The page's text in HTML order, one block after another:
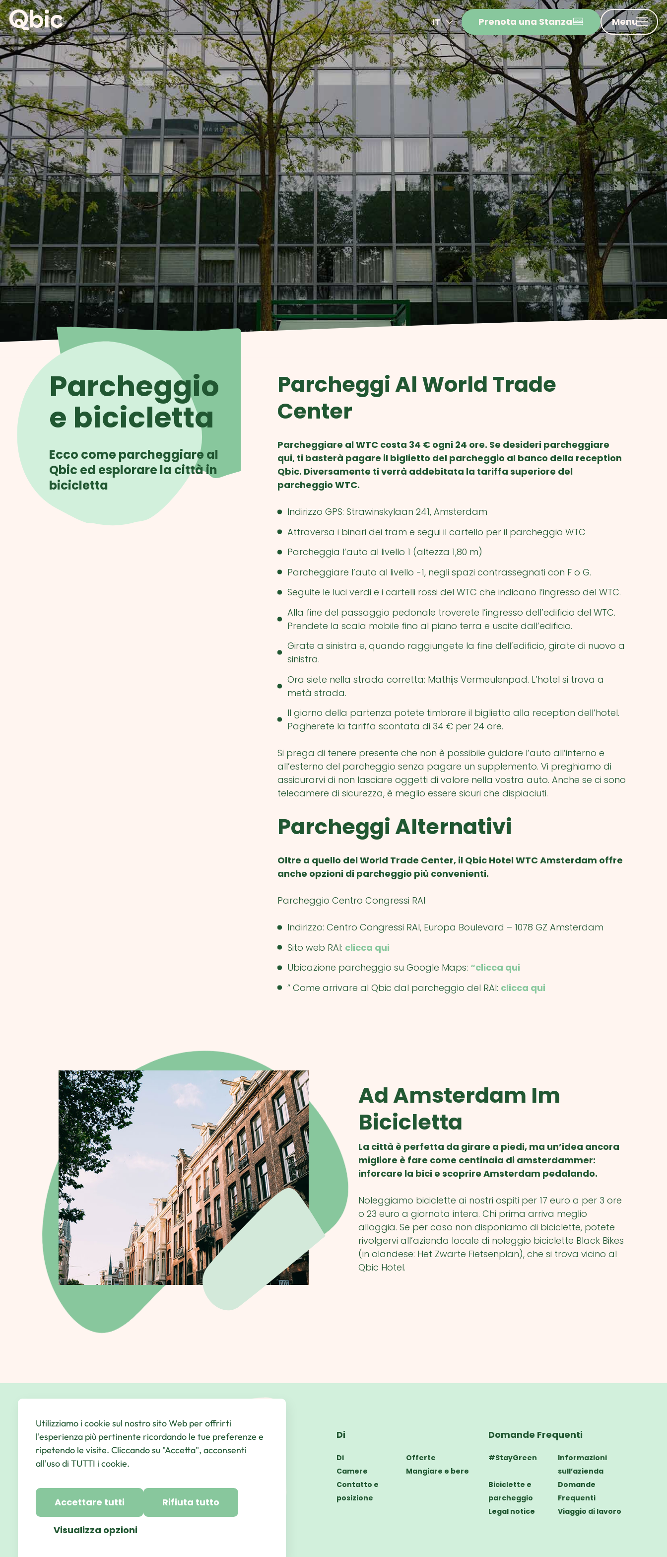
IT
EN
NL
FR
DE
Prenota una Stanza Menu
Parcheggio
e bicicletta
Ecco come parcheggiare al
Qbic ed esplorare la città in
bicicletta
Parcheggi Al World Trade
Center
Parcheggiare al WTC costa 34 € ogni 24 ore. Se desideri parcheggiare
qui, ti basterà pagare il biglietto del parcheggio al banco della reception
Qbic. Diversamente ti verrà addebitata la tariffa superiore del
parcheggio WTC.
Indirizzo GPS: Strawinskylaan 241, Amsterdam
Attraversa i binari dei tram e segui il cartello per il parcheggio WTC
Parcheggia l’auto al livello 1 (altezza 1,80 m)
Parcheggiare l’auto al livello -1, negli spazi contrassegnati con F o G.
Seguite le luci verdi e i cartelli rossi del WTC che indicano l’ingresso del WTC.
Alla fine del passaggio pedonale troverete l’ingresso dell’edificio del WTC.
Prendete la scala mobile fino al piano terra e uscite dall’edificio.
Girate a sinistra e, quando raggiungete la fine dell’edificio, girate di nuovo a
sinistra.
Ora siete nella strada corretta: Mathijs Vermeulenpad. L’hotel si trova a
metà strada.
Il giorno della partenza potete timbrare il biglietto alla reception dell’hotel.
Pagherete la tariffa scontata di 34 € per 24 ore.
Si prega di tenere presente che non è possibile guidare l’auto all’interno e
all’esterno del parcheggio senza pagare un supplemento. Vi preghiamo di
assicurarvi di non lasciare oggetti di valore nella vostra auto. Anche se ci sono
telecamere di sicurezza, è meglio essere sicuri che dispiaciuti.
Parcheggi Alternativi
Oltre a quello del World Trade Center, il Qbic Hotel WTC Amsterdam offre
anche opzioni di parcheggio più convenienti.
Parcheggio Centro Congressi RAI
Indirizzo: Centro Congressi RAI, Europa Boulevard – 1078 GZ Amsterdam
Sito web RAI: clicca qui
Ubicazione parcheggio su Google Maps: “clicca qui
” Come arrivare al Qbic dal parcheggio del RAI: clicca qui
Ad Amsterdam Im
Bicicletta
La città è perfetta da girare a piedi, ma un’idea ancora
migliore è fare come centinaia di amsterdammer:
inforcare la bici e scoprire Amsterdam pedalando.
Noleggiamo biciclette ai nostri ospiti per 17 euro a per 3 ore
o 23 euro a giornata intera. Chi prima arriva meglio
alloggia. Se per caso non disponiamo di biciclette, potete
rivolgervi all’azienda locale di noleggio biciclette Black Bikes
(in olandese: Het Zwarte Fietsenplan), che si trova vicino al
Qbic Hotel.
Il tuo indirizzo di posta
elettronica
I agree with the Qbic Hotel’s
Policy
https://www.instagram.com/qbichotels/
Di
Di
Offerte
Camere
Mangiare e bere
Contatto e
posizione
Domande Frequenti
#StayGreen
Informazioni
sull’azienda
Biciclette e
parcheggio
Domande
Frequenti
Legal notice
Viaggio di lavoro
Utilizziamo i cookie sul nostro sito Web per offrirti
l'esperienza più pertinente ricordando le tue preferenze e
ripetendo le visite. Cliccando su "Accetta", acconsenti
all'uso di TUTTI i cookie.
Accettare tutti Rifiuta tutto
Visualizza opzioni